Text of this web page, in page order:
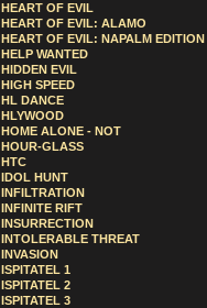
HEART OF EVIL
HEART OF EVIL: ALAMO
HEART OF EVIL: NAPALM EDITION
HELP WANTED
HIDDEN EVIL
HIGH SPEED
HL DANCE
HLYWOOD
HOME ALONE - NOT
HOUR-GLASS
HTC
IDOL HUNT
INFILTRATION
INFINITE RIFT
INSURRECTION
INTOLERABLE THREAT
INVASION
ISPITATEL 1
ISPITATEL 2
ISPITATEL 3